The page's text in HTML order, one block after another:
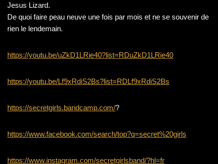
Jesus Lizard.
De quoi faire peau neuve une fois par mois et ne se souvenir de
rien le lendemain.
https://youtu.be/uZkD1LRie40?list=RDuZkD1LRie40
https://youtu.be/Lf9xRdiS2Bs?list=RDLf9xRdiS2Bs
https://secretgirls.bandcamp.com/?
https://www.facebook.com/search/top?q=secret%20girls
https://www.instagram.com/secretgirlsband/?hl=fr